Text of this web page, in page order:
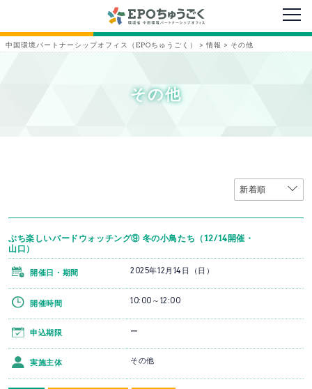
メニ
中国環境パートナーシップオフィス（EPOちゅうごく） > 情報 > その他
その他
ぶち楽しいバードウォッチング⑨ 冬の小鳥たち（12/14開催・
山口）
開催日・期間 2025年12月14日（日）
開催時間 10:00～12:00
申込期限 ー
実施主体 その他